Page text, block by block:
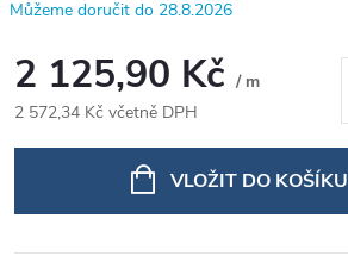
28.8.2026
2 125,90 Kč / m
2 572,34 Kč včetně DPH
VLOŽIT DO KOŠÍKU